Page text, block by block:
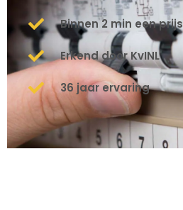
Binnen 2 min een prijs
Erkend door KvINL
36 jaar ervaring